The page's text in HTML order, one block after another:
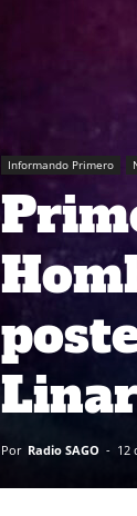
Informando Primero
Por Radio SAGO - 12